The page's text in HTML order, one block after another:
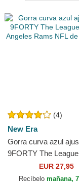
(4)
New Era
Gorra curva azul
9FORTY The
Angeles Rams NFL
EUR 27,95
Recíbelo mañana,